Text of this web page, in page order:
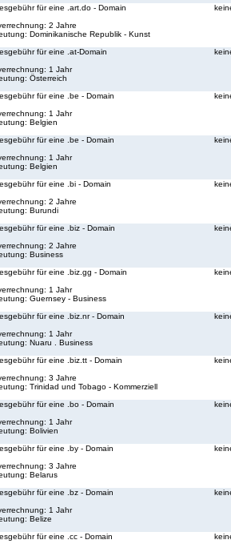
für eine .art.do - Domain
2 Jahre
Dominikanische Republik - Kunst
für eine .at-Domain
1 Jahr
Österreich
für eine .be - Domain
1 Jahr
Belgien
für eine .be - Domain
1 Jahr
Belgien
für eine .bi - Domain
2 Jahre
Burundi
für eine .biz - Domain
2 Jahre
Business
für eine .biz.gg - Domain
1 Jahr
Guernsey - Business
für eine .biz.nr - Domain
1 Jahr
Nuaru . Business
für eine .biz.tt - Domain
3 Jahre
Trinidad und Tobago - Kommerziell
für eine .bo - Domain
1 Jahr
Bolivien
für eine .by - Domain
3 Jahre
Belarus
für eine .bz - Domain
1 Jahr
Belize
für eine .cc - Domain